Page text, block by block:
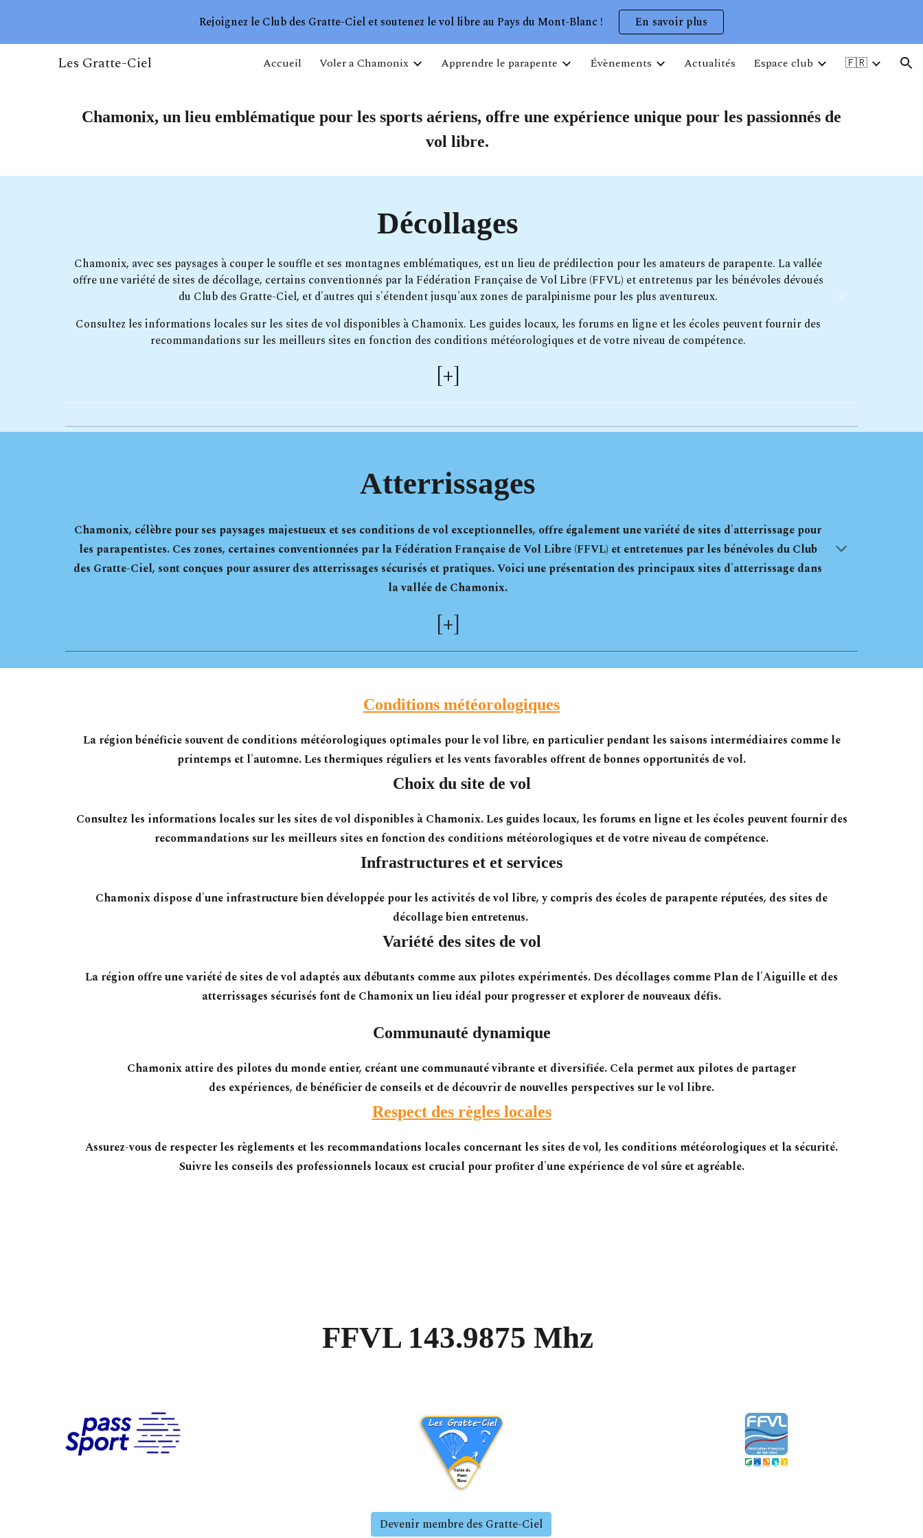
Skip to main content Skip to navigation
Rejoignez le Club des Gratte-Ciel et soutenez le vol libre au Pays du Mont-Blanc ! En savoir plus
Les Gratte-Ciel Accueil Voler a Chamonix Apprendre le parapente Évènements Actualités Espace club 🇫🇷
Chamonix, un lieu emblématique pour les sports aériens, offre une expérience unique pour les passionnés de
vol libre.
Décollages
Chamonix, avec ses paysages à couper le souffle et ses montagnes emblématiques, est un lieu de prédilection pour les amateurs de parapente. La vallée
offre une variété de sites de décollage, certains conventionnés par la Fédération Française de Vol Libre (FFVL) et entretenus par les bénévoles dévoués
du Club des Gratte-Ciel, et d'autres qui s'étendent jusqu'aux zones de paralpinisme pour les plus aventureux.
Consultez les informations locales sur les sites de vol disponibles à Chamonix. Les guides locaux, les forums en ligne et les écoles peuvent fournir des
recommandations sur les meilleurs sites en fonction des conditions météorologiques et de votre niveau de compétence.
[+]
Atterrissages
Chamonix, célèbre pour ses paysages majestueux et ses conditions de vol exceptionnelles, offre également une variété de sites d'atterrissage pour
les parapentistes. Ces zones, certaines conventionnées par la Fédération Française de Vol Libre (FFVL) et entretenues par les bénévoles du Club
des Gratte-Ciel, sont conçues pour assurer des atterrissages sécurisés et pratiques. Voici une présentation des principaux sites d'atterrissage dans
la vallée de Chamonix.
[+]
Conditions météorologiques
La région bénéficie souvent de conditions météorologiques optimales pour le vol libre, en particulier pendant les saisons intermédiaires comme le
printemps et l'automne. Les thermiques réguliers et les vents favorables offrent de bonnes opportunités de vol.
Choix du site de vol
Consultez les informations locales sur les sites de vol disponibles à Chamonix. Les guides locaux, les forums en ligne et les écoles peuvent fournir des
recommandations sur les meilleurs sites en fonction des conditions météorologiques et de votre niveau de compétence.
Infrastructures et et services
Chamonix dispose d'une infrastructure bien développée pour les activités de vol libre, y compris des écoles de parapente réputées, des sites de
décollage bien entretenus.
Variété des sites de vol
La région offre une variété de sites de vol adaptés aux débutants comme aux pilotes expérimentés. Des décollages comme Plan de l'Aiguille et des
atterrissages sécurisés font de Chamonix un lieu idéal pour progresser et explorer de nouveaux défis.
Communauté dynamique
Chamonix attire des pilotes du monde entier, créant une communauté vibrante et diversifiée. Cela permet aux pilotes de partager
des expériences, de bénéficier de conseils et de découvrir de nouvelles perspectives sur le vol libre.
Respect des règles locales
Assurez-vous de respecter les règlements et les recommandations locales concernant les sites de vol, les conditions météorologiques et la sécurité.
Suivre les conseils des professionnels locaux est crucial pour profiter d'une expérience de vol sûre et agréable.
FFVL 143.9875 Mhz
Devenir membre des Gratte-Ciel